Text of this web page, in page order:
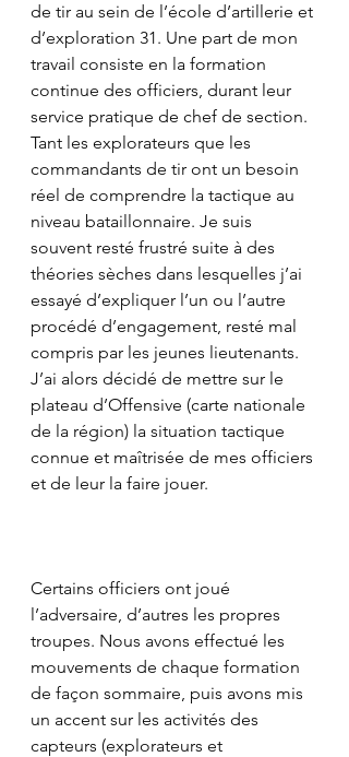
de tir au sein de l’école d’artillerie et
d’exploration 31. Une part de mon
travail consiste en la formation
continue des officiers, durant leur
service pratique de chef de section.
Tant les explorateurs que les
commandants de tir ont un besoin
réel de comprendre la tactique au
niveau bataillonnaire. Je suis
souvent resté frustré suite à des
théories sèches dans lesquelles j’ai
essayé d’expliquer l’un ou l’autre
procédé d’engagement, resté mal
compris par les jeunes lieutenants.
J’ai alors décidé de mettre sur le
plateau d’Offensive (carte nationale
de la région) la situation tactique
connue et maîtrisée de mes officiers
et de leur la faire jouer.
Certains officiers ont joué
l’adversaire, d’autres les propres
troupes. Nous avons effectué les
mouvements de chaque formation
de façon sommaire, puis avons mis
un accent sur les activités des
capteurs (explorateurs et